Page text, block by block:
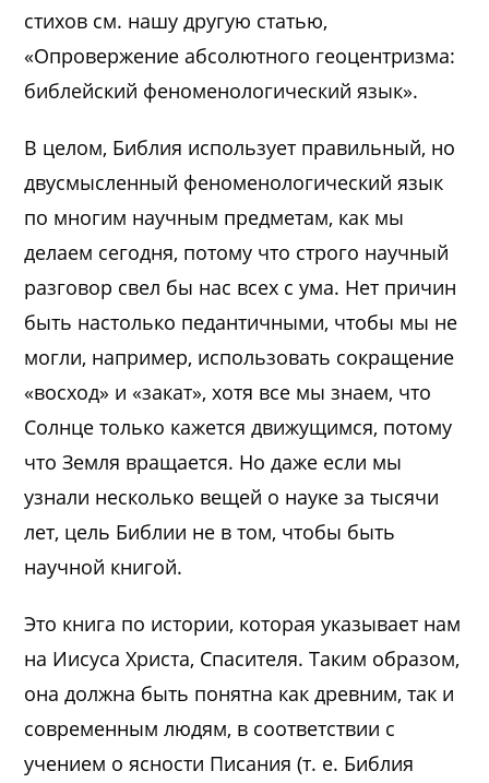
стихов см. нашу другую статью,
«Опровержение абсолютного геоцентризма:
библейский феноменологический язык».
В целом, Библия использует правильный, но
двусмысленный феноменологический язык
по многим научным предметам, как мы
делаем сегодня, потому что строго научный
разговор свел бы нас всех с ума. Нет причин
быть настолько педантичными, чтобы мы не
могли, например, использовать сокращение
«восход» и «закат», хотя все мы знаем, что
Солнце только кажется движущимся, потому
что Земля вращается. Но даже если мы
узнали несколько вещей о науке за тысячи
лет, цель Библии не в том, чтобы быть
научной книгой.
Это книга по истории, которая указывает нам
на Иисуса Христа, Спасителя. Таким образом,
она должна быть понятна как древним, так и
современным людям, в соответствии с
учением о ясности Писания (т. е. Библия